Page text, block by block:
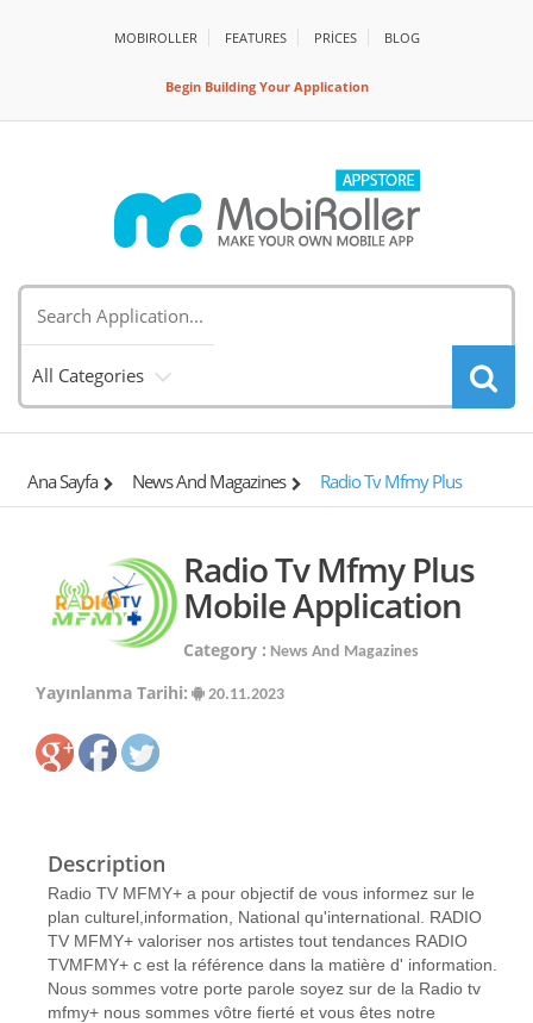
MOBIROLLER FEATURES PRİCES BLOG
Begin Building Your Application
All Categories
Ana Sayfa News And Magazines Radio Tv Mfmy Plus
Radio Tv Mfmy Plus
Mobile Application
Category : News And Magazines
Yayınlanma Tarihi: 20.11.2023
Description
Radio TV MFMY+ a pour objectif de vous informez sur le
plan culturel,information, National qu'international. RADIO
TV MFMY+ valoriser nos artistes tout tendances RADIO
TVMFMY+ c est la référence dans la matière d' information.
Nous sommes votre porte parole soyez sur de la Radio tv
mfmy+ nous sommes vôtre fierté et vous êtes notre